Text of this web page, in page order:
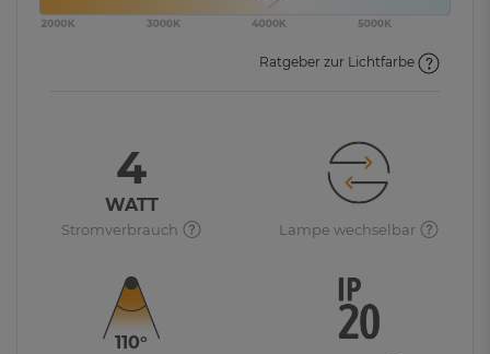
Ratgeber zur Lichtfarbe
4
WATT
Stromverbrauch Lampe wechselbar
110°